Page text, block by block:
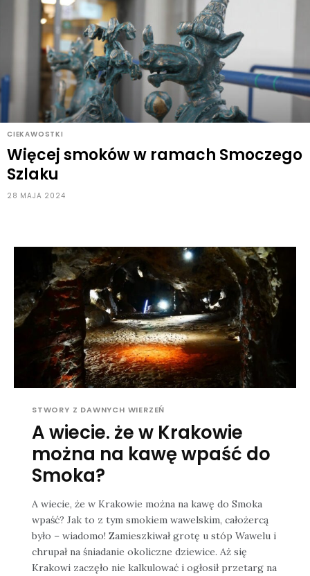
CIEKAWOSTKI
Więcej smoków w ramach Smoczego
Szlaku
28 MAJA 2024
STWORY Z DAWNYCH WIERZEŃ
A wiecie. że w Krakowie
można na kawę wpaść do
Smoka?
A wiecie, że w Krakowie można na kawę do Smoka
wpaść? Jak to z tym smokiem wawelskim, całożercą
było – wiadomo! Zamieszkiwał grotę u stóp Wawelu i
chrupał na śniadanie okoliczne dziewice. Aż się
Krakowi zaczęło nie kalkulować i ogłosił przetarg na